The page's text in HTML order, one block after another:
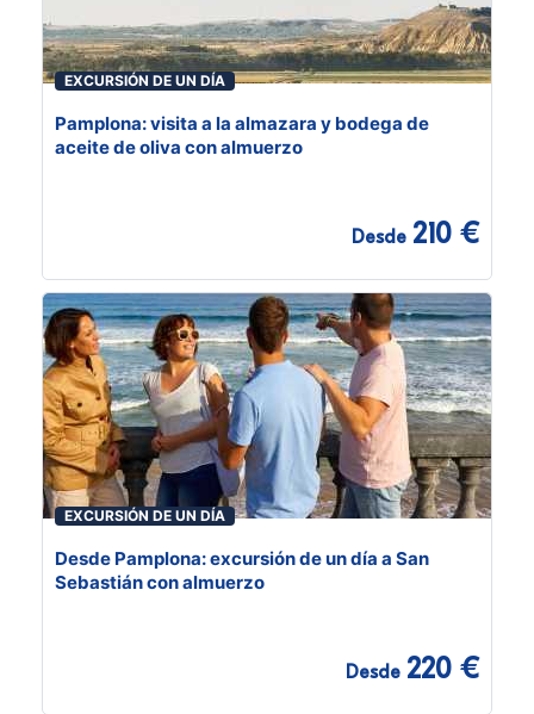
EXCURSIÓN DE UN DÍA
Pamplona: visita a la almazara y bodega de
aceite de oliva con almuerzo
Desde 210 €
EXCURSIÓN DE UN DÍA
Desde Pamplona: excursión de un día a San
Sebastián con almuerzo
Desde 220 €